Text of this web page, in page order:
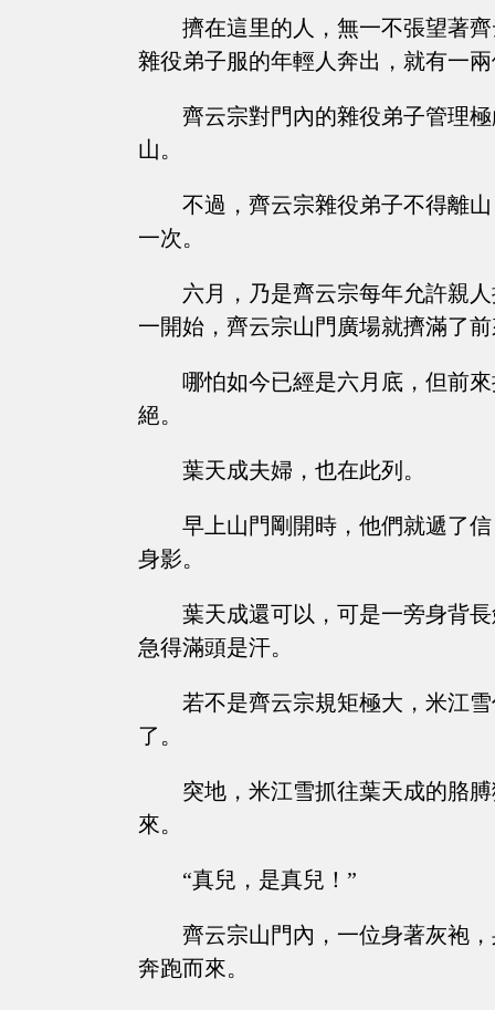
擠在這里的人，無一不張望著
雜役弟子服的年輕人奔出，就有一
齊云宗對門內的雜役弟子管理
山。
不過，齊云宗雜役弟子不得離
一次。
六月，乃是齊云宗每年允許親
一開始，齊云宗山門廣場就擠滿了
哪怕如今已經是六月底，但前
絕。
葉天成夫婦，也在此列。
早上山門剛開時，他們就遞了
身影。
葉天成還可以，可是一旁身背
急得滿頭是汗。
若不是齊云宗規矩極大，米江
了。
突地，米江雪抓往葉天成的胳
來。
“真兒，是真兒！”
齊云宗山門內，一位身著灰袍
奔跑而來。